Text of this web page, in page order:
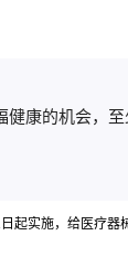
健康的机会，